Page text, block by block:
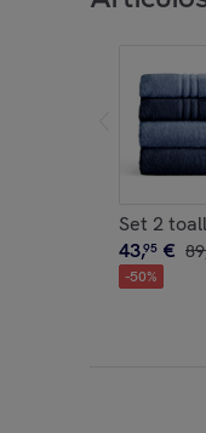
Set 2
43,95 € 89
-50%